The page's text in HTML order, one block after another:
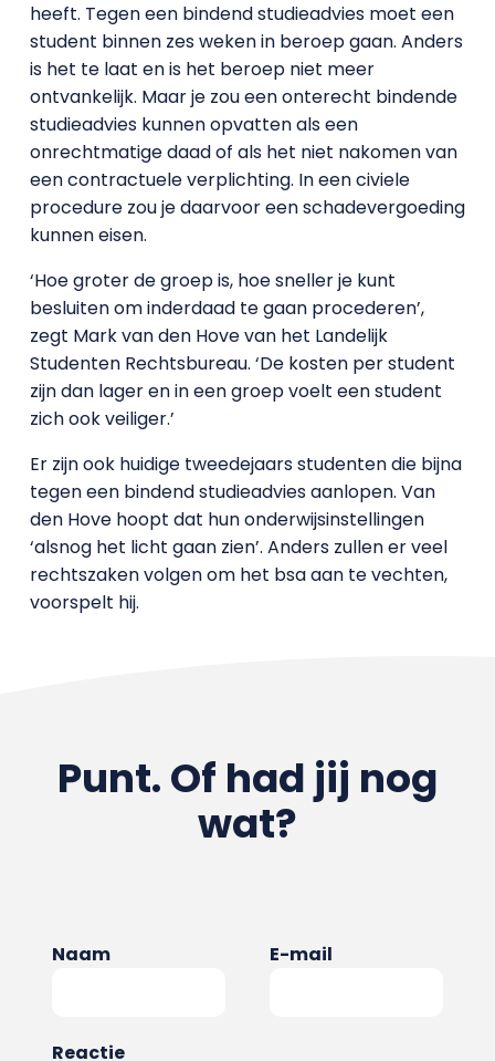
heeft. Tegen een bindend studieadvies moet een
student binnen zes weken in beroep gaan. Anders
is het te laat en is het beroep niet meer
ontvankelijk. Maar je zou een onterecht bindende
studieadvies kunnen opvatten als een
onrechtmatige daad of als het niet nakomen van
een contractuele verplichting. In een civiele
procedure zou je daarvoor een schadevergoeding
kunnen eisen.
‘Hoe groter de groep is, hoe sneller je kunt
besluiten om inderdaad te gaan procederen’,
zegt Mark van den Hove van het Landelijk
Studenten Rechtsbureau. ‘De kosten per student
zijn dan lager en in een groep voelt een student
zich ook veiliger.’
Er zijn ook huidige tweedejaars studenten die bijna
tegen een bindend studieadvies aanlopen. Van
den Hove hoopt dat hun onderwijsinstellingen
‘alsnog het licht gaan zien’. Anders zullen er veel
rechtszaken volgen om het bsa aan te vechten,
voorspelt hij.
Punt. Of had jij nog
wat?
Naam E-mail
Reactie